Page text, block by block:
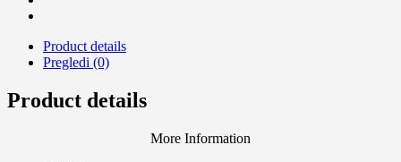
Product details
Pregledi (0)
Product details
More Information